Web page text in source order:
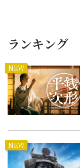
ランキング
NEW
NEW